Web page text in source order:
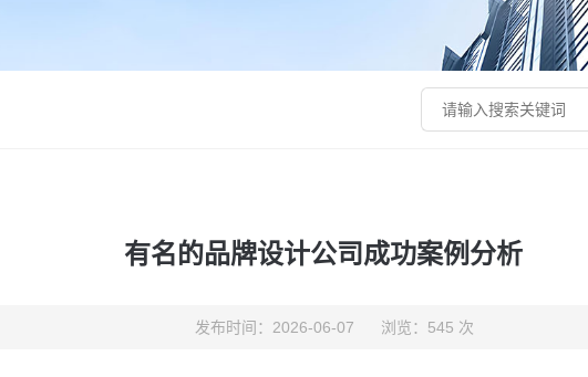
有名的品牌设计公司成功案例分析
发布时间：2026-06-07 浏览：545 次